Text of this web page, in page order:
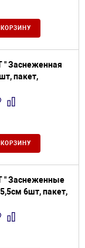
КОРЗИНУ
" Заснеженная
пакет,
КОРЗИНУ
" Заснеженные
6шт, пакет,